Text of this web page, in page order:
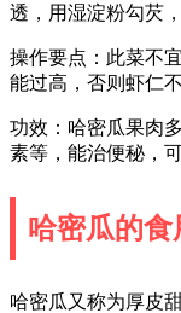
透，用湿淀粉勾芡
操作要点：此菜不
能过高，否则虾仁不
功效：哈密瓜果肉
素等，能治便秘，
哈密瓜的食
哈密瓜又称为厚皮